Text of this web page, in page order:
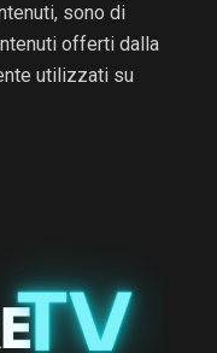
sono di
offerti dalla
utilizzati su